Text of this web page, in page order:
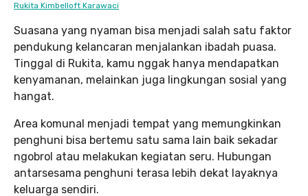
Rukita Kimbelloft Karawaci
Suasana yang nyaman bisa menjadi salah satu faktor
pendukung kelancaran menjalankan ibadah puasa.
Tinggal di Rukita, kamu nggak hanya mendapatkan
kenyamanan, melainkan juga lingkungan sosial yang
hangat.
Area komunal menjadi tempat yang memungkinkan
penghuni bisa bertemu satu sama lain baik sekadar
ngobrol atau melakukan kegiatan seru. Hubungan
antarsesama penghuni terasa lebih dekat layaknya
keluarga sendiri.